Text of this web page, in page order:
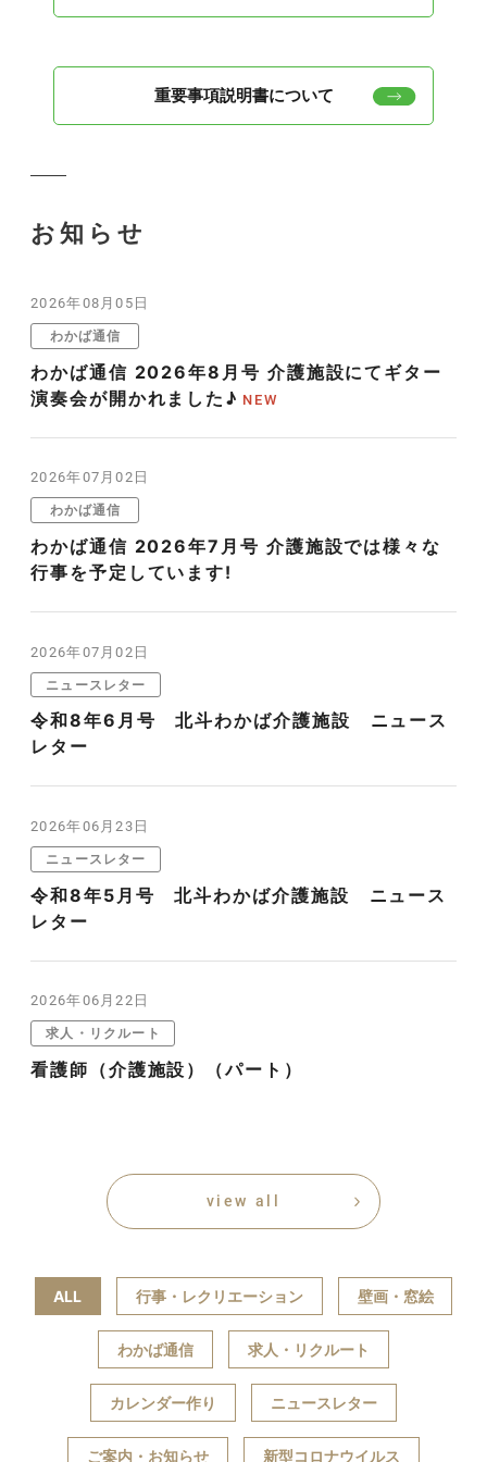
重要事項説明書について
お知らせ
2026年08月05日
わかば通信
わかば通信 2026年8月号 介護施設にてギター
演奏会が開かれました♪
2026年07月02日
わかば通信
わかば通信 2026年7月号 介護施設では様々な
行事を予定しています!
2026年07月02日
ニュースレター
令和8年6月号 北斗わかば介護施設 ニュース
レター
2026年06月23日
ニュースレター
令和8年5月号 北斗わかば介護施設 ニュース
レター
2026年06月22日
求人・リクルート
看護師（介護施設）（パート）
view all
ALL 行事・レクリエーション 壁画・窓絵
わかば通信 求人・リクルート
カレンダー作り ニュースレター
ご案内・お知らせ 新型コロナウイルス